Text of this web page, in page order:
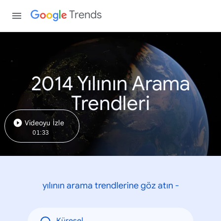
Trends
2014 Yılının Arama
Trendleri
Videoyu İzle
01:33
yılının arama trendlerine göz atın -